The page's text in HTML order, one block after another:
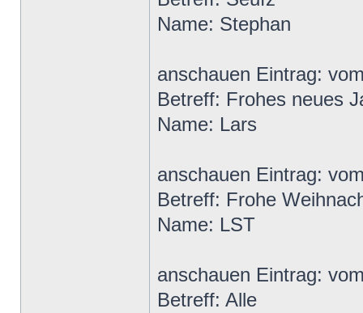
Name: Stephan
anschauen Eintrag:
Betreff: Frohes neues
Name: Lars
anschauen Eintrag:
Betreff: Frohe
Name: LST
anschauen Eintrag:
Betreff: Alle